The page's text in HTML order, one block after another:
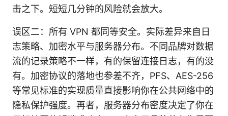
击之下。短短几分钟的风险就会放大。
误区二：所有 VPN 都同等安全。实际差异来自日
志策略、加密水平与服务器分布。不同品牌对数据
流的记录策略不一样，有的保留连接日志，有的没
有。加密协议的落地也参差不齐，PFS、AES-256
等常见标准的实现质量直接影响你在公共网络中的
隐私保护强度。再者，服务器分布密度决定了你在